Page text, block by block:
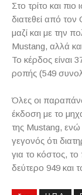
Στο τρίτο και
διατεθεί από
μαζί και με την
Mustang, αλλά
Το κέρδος είναι
ροπής (549
Όλες οι παραπάνω
έκδοση με το
της Mustang, ενώ
γεγονός ότι
για το κόστος,
δεύτερο 949 και